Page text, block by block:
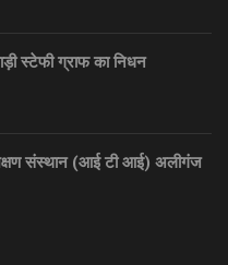
स्टेफी ग्राफ का निधन
संस्थान (आई टी आई) अलीगंज